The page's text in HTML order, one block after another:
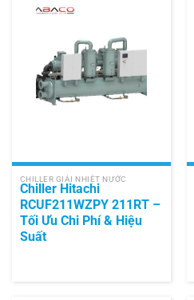
CHILLER GIẢI NHIỆT NƯỚC
Chiller Hitachi
RCUF211WZPY 211RT –
Tối Ưu Chi Phí & Hiệu
Suất